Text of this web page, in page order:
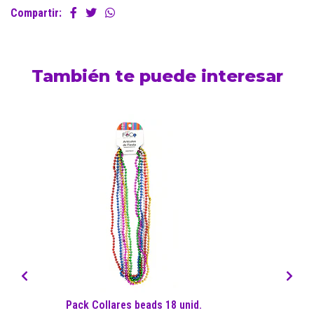
Compartir:
También te puede interesar
Pack Collares beads 18 unid.